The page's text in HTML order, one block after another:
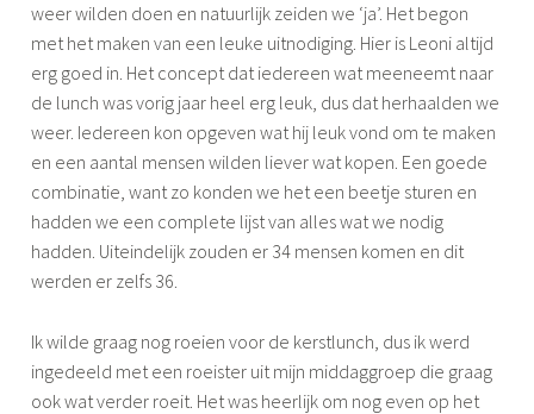
n
e
weer wilden doen en natuurlijk zeiden we ‘ja’. Het begon
met het maken van een leuke uitnodiging. Hier is Leoni altijd
erg goed in. Het concept dat iedereen wat meeneemt naar
de lunch was vorig jaar heel erg leuk, dus dat herhaalden we
weer. Iedereen kon opgeven wat hij leuk vond om te maken
en een aantal mensen wilden liever wat kopen. Een goede
combinatie, want zo konden we het een beetje sturen en
hadden we een complete lijst van alles wat we nodig
hadden. Uiteindelijk zouden er 34 mensen komen en dit
werden er zelfs 36.
Ik wilde graag nog roeien voor de kerstlunch, dus ik werd
ingedeeld met een roeister uit mijn middaggroep die graag
ook wat verder roeit. Het was heerlijk om nog even op het